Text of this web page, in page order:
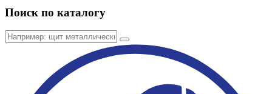
Поиск по каталогу